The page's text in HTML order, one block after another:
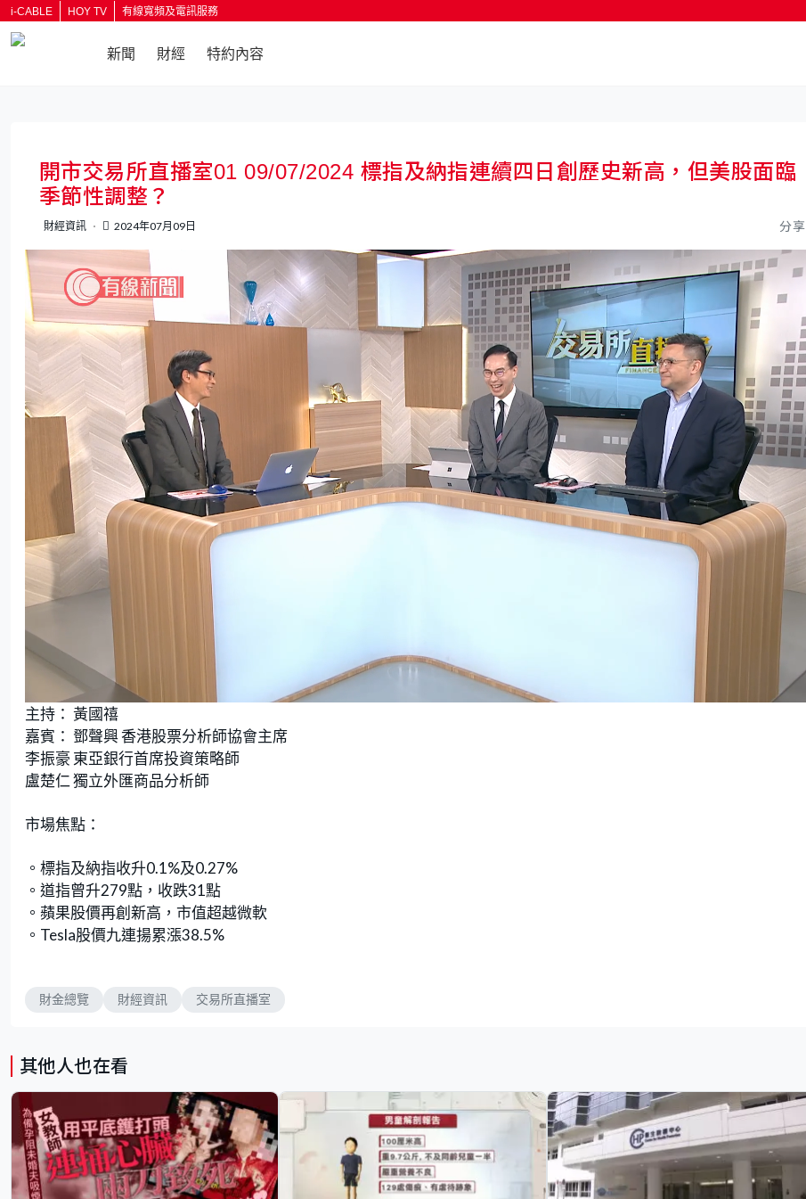
i-CABLE HOY TV 有線寬頻及電訊服務
新聞 財經 特約內容
開市交易所直播室01 09/07/2024 標指及納指連續四日創歷史新高，但美股面臨
季節性調整？
財經資訊 2024年07月09日 分享
U
n
m
u
t
e
a
d
d
:
1
.
8
2
%
主持： 黃國禧
嘉賓： 鄧聲興 香港股票分析師協會主席
李振豪 東亞銀行首席投資策略師
盧楚仁 獨立外匯商品分析師
市場焦點：
。標指及納指收升0.1%及0.27%
。道指曾升279點，收跌31點
。蘋果股價再創新高，市值超越微軟
。Tesla股價九連揚累漲38.5%
財金總覽 財經資訊 交易所直播室
其他人也在看